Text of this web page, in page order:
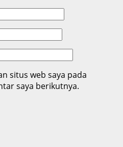
situs web saya pada
saya berikutnya.